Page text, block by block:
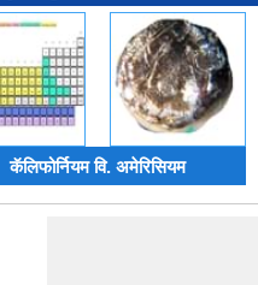
कॅलिफोर्नियम वि. अमेरिसियम